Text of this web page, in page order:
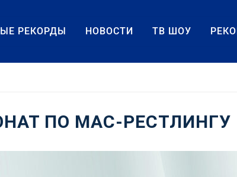
РЕКОРДЫ НОВОСТИ ТВ ШОУ
ПО МАС-РЕСТЛИНГУ